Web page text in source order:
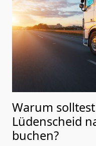
Warum
Lüdenscheid
buchen?